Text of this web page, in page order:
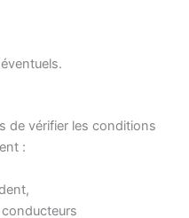
de vérifier les conditions
: